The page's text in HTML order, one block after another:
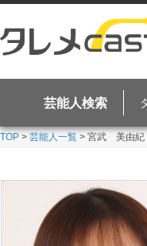
芸能人検索
TOP > 芸能人一覧 > 宮武 美由紀